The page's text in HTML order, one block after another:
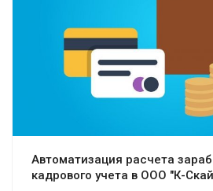
Смотреть проект
Автоматизация расчета
кадрового учета в ООО "К-